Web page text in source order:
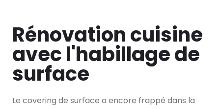
Rénovation cuisine
avec l'habillage de
surface
Le covering de surface a encore frappé dans la